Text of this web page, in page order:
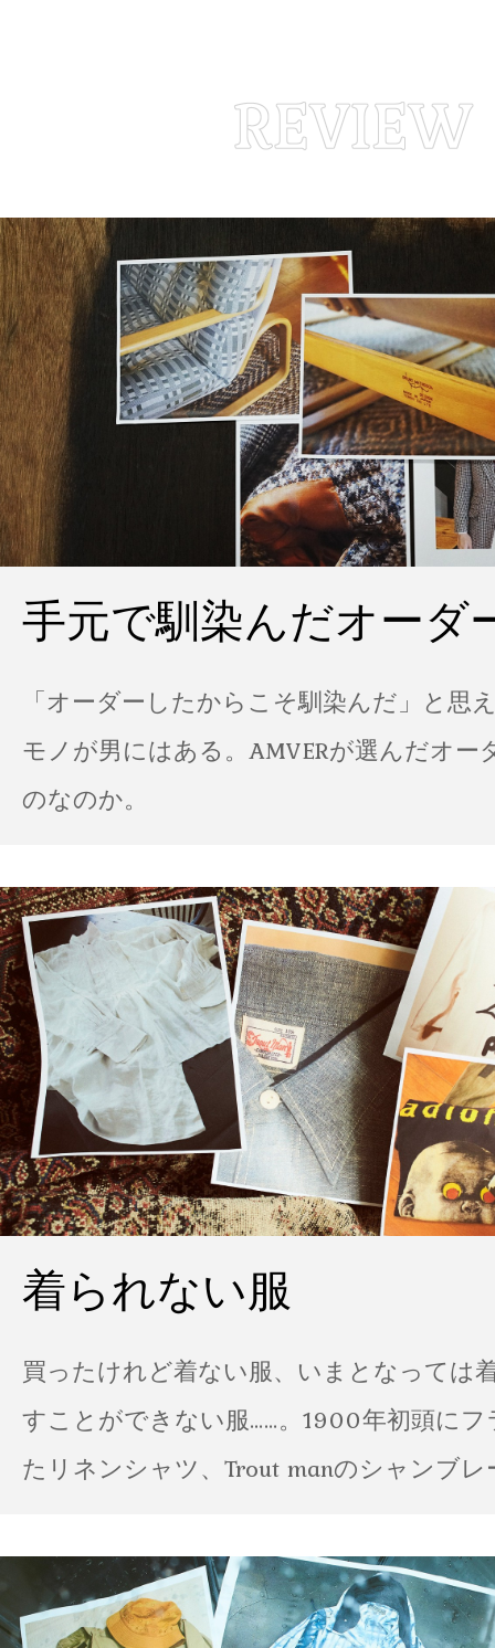
手元で馴染んだオーダ
「オーダーしたからこそ馴染んだ」と思
モノが男にはある。AMVERが選んだオー
のなのか。
着られない服
買ったけれど着ない服、いまとなっては
すことができない服……。1900年初頭に
たリネンシャツ、Trout manのシャンブ